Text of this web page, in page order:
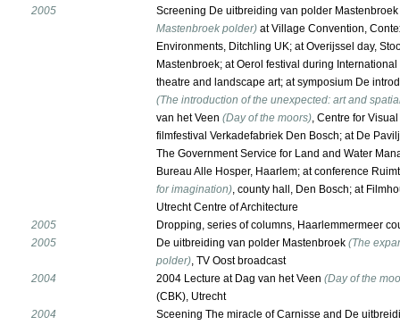
2005
Screening De uitbreiding van polder Mastenbroek
Mastenbroek polder) at Village Convention,
Environments, Ditchling UK; at Overijssel day,
Mastenbroek; at Oerol festival during
theatre and landscape art; at symposium De
(The introduction of the unexpected: art and
van het Veen (Day of the moors), Centre for
filmfestival Verkadefabriek Den Bosch; at De
The Government Service for Land and Water
Bureau Alle Hosper, Haarlem; at conference
for imagination), county hall, Den Bosch; at
Utrecht Centre of Architecture
2005
Dropping, series of columns, Haarlemmermeer
2005
De uitbreiding van polder Mastenbroek (The
polder), TV Oost broadcast
2004
2004 Lecture at Dag van het Veen (Day of the
(CBK), Utrecht
2004
Sceening The miracle of Carnisse and De